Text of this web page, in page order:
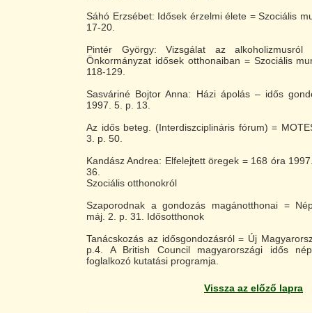
Sáhó Erzsébet: Idősek érzelmi élete = Szociális
17-20.
Pintér György: Vizsgálat az
Önkormányzat idősek otthonaiban = Szociális
118-129.
Sasváriné Bojtor Anna: Házi ápolás – idős
1997. 5. p. 13.
Az idős beteg. (Interdiszciplináris fórum) =
3. p. 50.
Kandász Andrea: Elfelejtett öregek = 168 óra
36.
Szociális otthonokról
Szaporodnak a gondozás magánotthonai =
máj. 2. p. 31. Idősotthonok
Tanácskozás az idősgondozásról = Új
p.4. A British Council magyarországi idős
foglalkozó kutatási programja.
Vissza az előző lapra